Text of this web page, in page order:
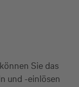
Sie das
und -einlösen